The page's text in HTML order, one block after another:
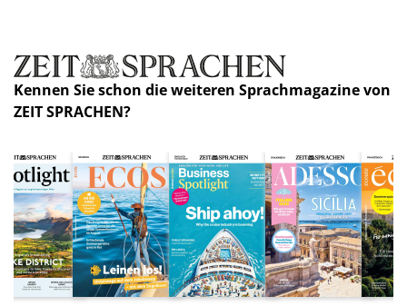
Kennen Sie schon die weiteren Sprachmagazine von
ZEIT SPRACHEN?